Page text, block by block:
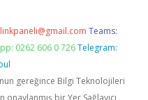
Teams:
0262 606 0 726 Telegram:
gereğince Bilgi Teknolojileri
bir Yer Sağlayıcı